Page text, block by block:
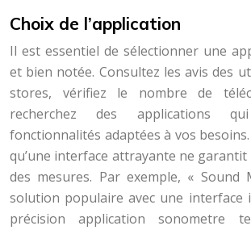
Choix de l’application
Il est essentiel de sélectionner une
et bien notée. Consultez les avis des
stores, vérifiez le nombre de
recherchez des applications
fonctionnalités adaptées à vos besoins.
qu’une interface attrayante ne garantit
des mesures. Par exemple, «
solution populaire avec une interface
précision application sonometre